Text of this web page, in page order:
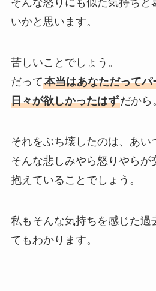
そんな怒りにも似た気持ちと
いかと思います。
苦しいことでしょう。
だって本当はあなただって
日々が欲しかったはずだから
それをぶち壊したのは、あい
そんな悲しみやら怒りやらが
抱えていることでしょう。
私もそんな気持ちを感じた過
てもわかります。